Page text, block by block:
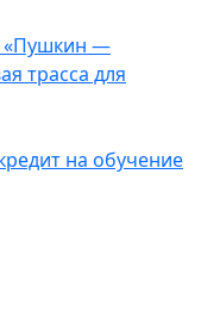
«Пушкин —
трасса для
на обучение